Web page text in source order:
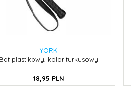
YORK
Bat plastikowy, kolor turkusowy
18,95 PLN